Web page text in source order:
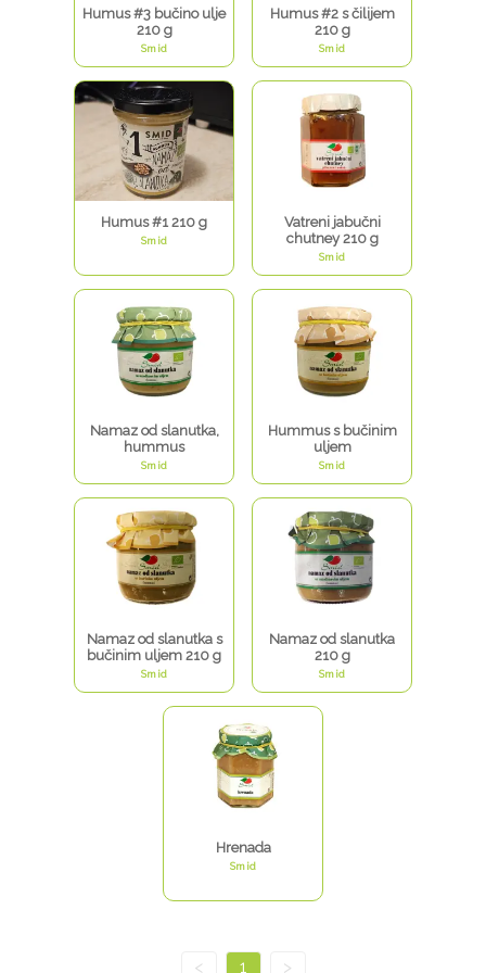
Humus #3 bučino ulje
210 g
Smid
Humus #2 s čilijem
210 g
Smid
Humus #1 210 g
Smid
Vatreni jabučni
chutney 210 g
Smid
Namaz od slanutka,
hummus
Smid
Hummus s bučinim
uljem
Smid
Namaz od slanutka s
bučinim uljem 210 g
Smid
Namaz od slanutka
210 g
Smid
Hrenada
Smid
< 1 >